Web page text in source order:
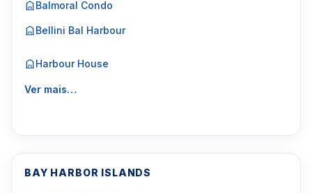
Balmoral Condo
Bellini Bal Harbour
Harbour House
Ver mais…
BAY HARBOR ISLANDS